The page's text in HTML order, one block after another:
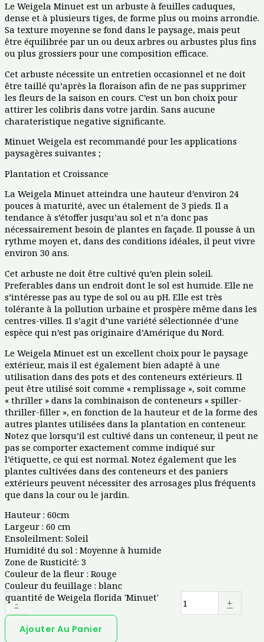
Le Weigela Minuet est un arbuste à feuilles caduques,
dense et à plusieurs tiges, de forme plus ou moins arrondie.
Sa texture moyenne se fond dans le paysage, mais peut
être équilibrée par un ou deux arbres ou arbustes plus fins
ou plus grossiers pour une composition efficace.
Cet arbuste nécessite un entretien occasionnel et ne doit
être taillé qu’après la floraison afin de ne pas supprimer
les fleurs de la saison en cours. C’est un bon choix pour
attirer les colibris dans votre jardin. Sans aucune
charateristique negative significante.
Minuet Weigela est recommandé pour les applications
paysagères suivantes ;
Plantation et Croissance
La Weigela Minuet atteindra une hauteur d’environ 24
pouces à maturité, avec un étalement de 3 pieds. Il a
tendance à s’étoffer jusqu’au sol et n’a donc pas
nécessairement besoin de plantes en façade. Il pousse à un
rythme moyen et, dans des conditions idéales, il peut vivre
environ 30 ans.
Cet arbuste ne doit être cultivé qu’en plein soleil.
Preferables dans un endroit dont le sol est humide. Elle ne
s’intéresse pas au type de sol ou au pH. Elle est très
tolérante à la pollution urbaine et prospère même dans les
centres-villes. Il s’agit d’une variété sélectionnée d’une
espèce qui n’est pas originaire d’Amérique du Nord.
Le Weigela Minuet est un excellent choix pour le paysage
extérieur, mais il est également bien adapté à une
utilisation dans des pots et des conteneurs extérieurs. Il
peut être utilisé soit comme « remplissage », soit comme
« thriller » dans la combinaison de conteneurs « spiller-
thriller-filler », en fonction de la hauteur et de la forme des
autres plantes utilisées dans la plantation en conteneur.
Notez que lorsqu’il est cultivé dans un conteneur, il peut ne
pas se comporter exactement comme indiqué sur
l’étiquette, ce qui est normal. Notez également que les
plantes cultivées dans des conteneurs et des paniers
extérieurs peuvent nécessiter des arrosages plus fréquents
que dans la cour ou le jardin.
Hauteur : 60cm
Largeur : 60 cm
Ensoleilment: Soleil
Humidité du sol : Moyenne à humide
Zone de Rusticité: 3
Couleur de la fleur : Rouge
Couleur du feuillage : blanc
-
quantité de Weigela florida 'Minuet' +
Ajouter Au Panier